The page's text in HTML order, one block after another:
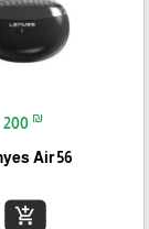
200 ₪
Air 56
add_shopping_cart